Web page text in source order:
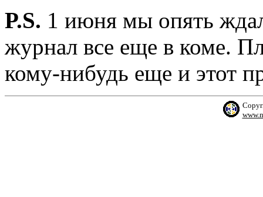
P.S. 1 июня мы опять
журнал все еще в коме.
кому-нибудь еще и этот